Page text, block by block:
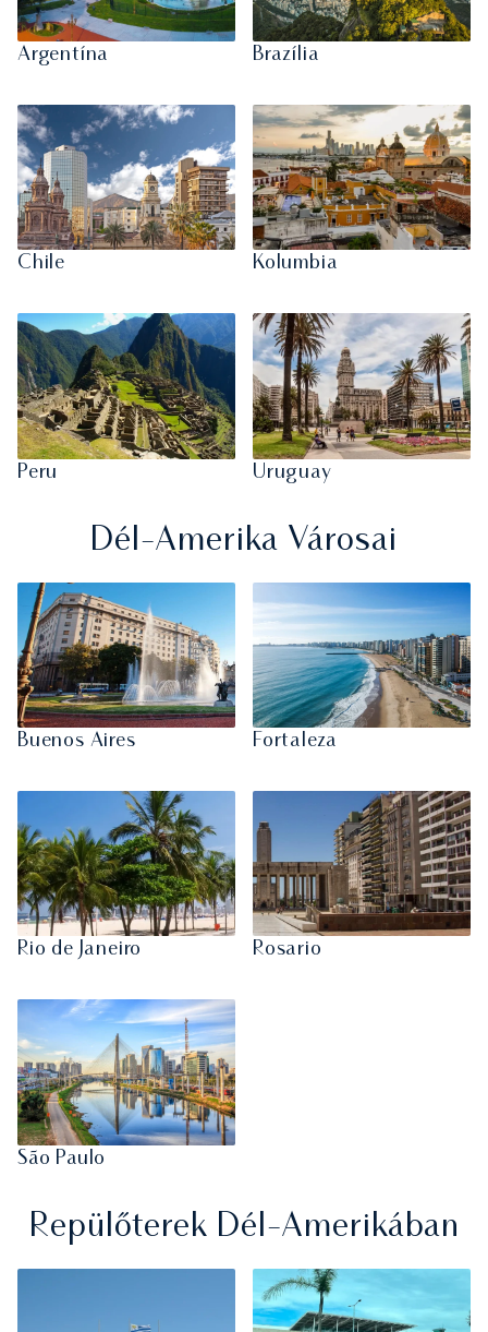
Argentína Brazília
Chile Kolumbia
Peru Uruguay
Dél-Amerika Városai
Buenos Aires Fortaleza
Rio de Janeiro Rosario
São Paulo
Repülőterek Dél-Amerikában